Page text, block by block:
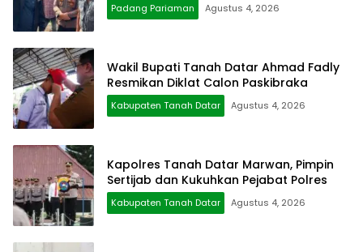
Padang Pariaman Agustus 4, 2026
Wakil Bupati Tanah Datar Ahmad Fadly
Resmikan Diklat Calon Paskibraka
Kabupaten Tanah Datar Agustus 4, 2026
Kapolres Tanah Datar Marwan, Pimpin
Sertijab dan Kukuhkan Pejabat Polres
Kabupaten Tanah Datar Agustus 4, 2026